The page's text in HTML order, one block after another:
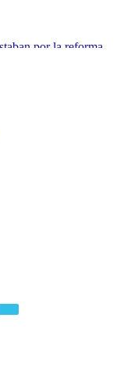
Buscar